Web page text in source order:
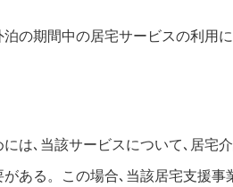
の期間中の居宅サービスの利用
は､当該サービスについて､居宅
ある。この場合､当該居宅支援事